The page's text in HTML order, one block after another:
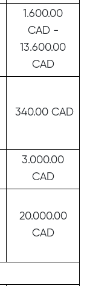
1.600.00
CAD -
13.600.00
CAD
340.00 CAD
3.000.00
CAD
20.000.00
CAD